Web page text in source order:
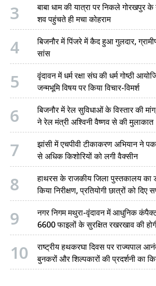
3
बाबा धाम की यात्रा पर निकले गोरखपुर
शव पहुंचते ही मचा कोहराम
4
बिजनौर में पिंजरे में कैद हुआ गुलदार,
सांस
5
वृंदावन में धर्म रक्षा संघ की धर्म गोष्ठी
जन्मभूमि विषय पर किया विचार-विमर्श
6
बिजनौर में रेल सुविधाओं के विस्तार की
ने रेल मंत्री अश्विनी वैष्णव से की मुलाकात
7
झांसी में एचपीवी टीकाकरण अभियान ने
से अधिक किशोरियों को लगी वैक्सीन
8
हाथरस के राजकीय जिला पुस्तकालय का
किया निरीक्षण, प्रतियोगी छात्रों को
9
नगर निगम मथुरा-वृंदावन में आधुनिक
6600 फाइलों के सुरक्षित रखरखाव की
10
राष्ट्रीय हथकरघा दिवस पर राज्यपाल
बुनकरों और शिल्पकारों की प्रदर्शनी का